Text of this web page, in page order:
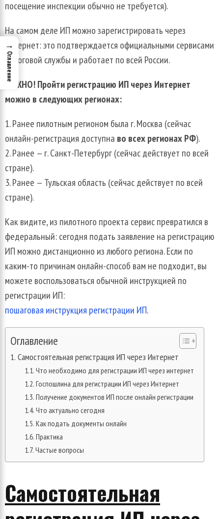
посещение инспекции обычно не требуется).
На самом деле ИП можно зарегистрировать через
интернет: это подтверждается официальными сервисами
налоговой службы и работает по всей России.
ВАЖНО! Пройти регистрацию ИП через Интернет
можно в следующих регионах:
Ранее пилотным регионом была г. Москва (сейчас
онлайн-регистрация доступна во всех регионах РФ).
Ранее — г. Санкт-Петербург (сейчас действует по всей
стране).
Ранее — Тульская область (сейчас действует по всей
стране).
Как видите, из пилотного проекта сервис превратился в
федеральный: сегодня подать заявление на регистрацию
ИП можно дистанционно из любого региона. Если по
каким-то причинам онлайн-способ вам не подходит, вы
можете воспользоваться обычной инструкцией по
регистрации ИП:
пошаговая инструкция регистрации ИП.
Оглавление
Самостоятельная регистрация ИП через Интернет
Что необходимо для регистрации ИП через интернет
Госпошлина для регистрации ИП через Интернет
Получение документов ИП после онлайн регистрации
Что актуально сегодня
Как подать документы онлайн
Практика
Частые вопросы
Самостоятельная
→
Оглавление